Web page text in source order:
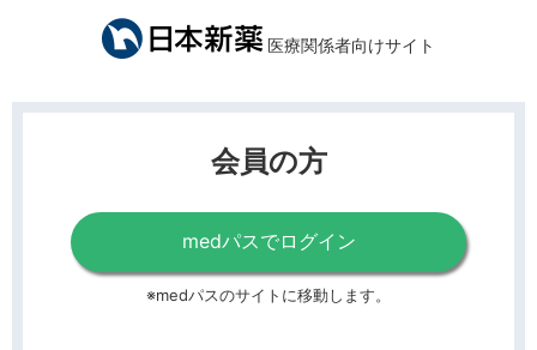
医療関係者向けサイト
会員の方
medパスでログイン
※medパスのサイトに移動します。